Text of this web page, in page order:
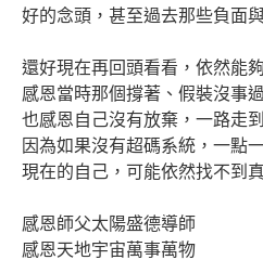
好的念頭，甚至過去那些負面
還好現在再回頭看看，依然能
感恩當時那個撐著、假裝沒事
也感恩自己沒有放棄，一路走
因為如果沒有超碼系統，一點
現在的自己，可能依然找不到
感恩師父太陽盛德導師
感恩天地宇宙萬事萬物